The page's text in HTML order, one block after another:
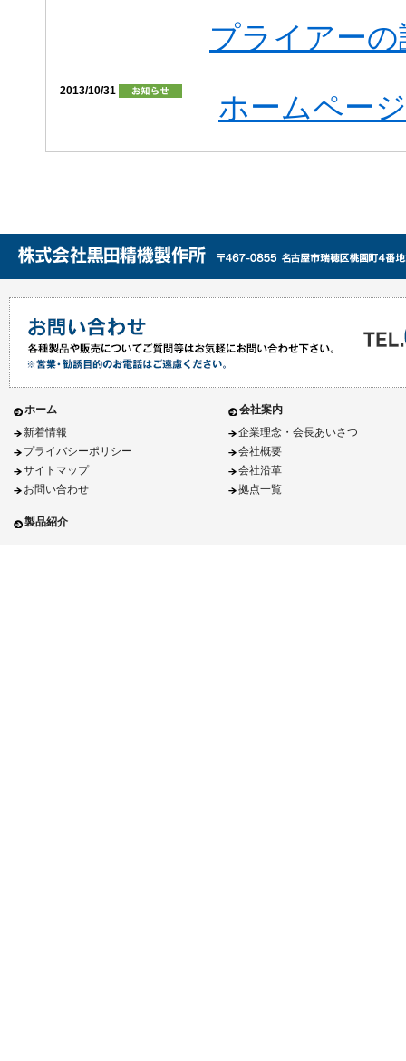
プライアー
2013/10/31 ホームペー
ホーム
新着情報
プライバシーポリシー
サイトマップ
お問い合わせ
製品紹介
会社案内
企業理念・会長あいさつ
会社概要
会社沿革
拠点一覧